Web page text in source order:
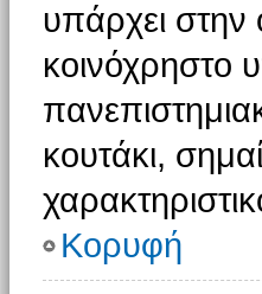
υπάρχει στην
κοινόχρηστο
κουτάκι,
Κορυφή